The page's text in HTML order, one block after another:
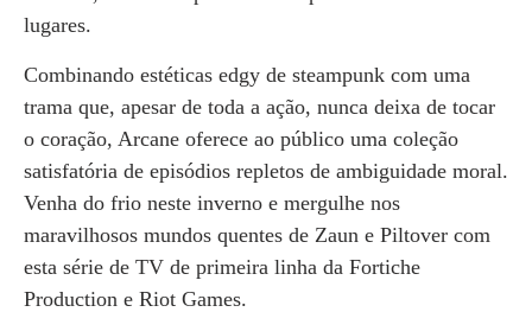
lugares.
Combinando estéticas edgy de steampunk com uma
trama que, apesar de toda a ação, nunca deixa de tocar
o coração, Arcane oferece ao público uma coleção
satisfatória de episódios repletos de ambiguidade moral.
Venha do frio neste inverno e mergulhe nos
maravilhosos mundos quentes de Zaun e Piltover com
esta série de TV de primeira linha da Fortiche
Production e Riot Games.